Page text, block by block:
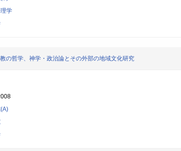
学
の哲学、神学・政治論とその外部の地域文化研究